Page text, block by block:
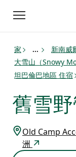
Toggle
navigation
家 ...
新南威
大雪山（Snowy
坦巴倫巴地區 住宿
舊雪
Old Camp
洲